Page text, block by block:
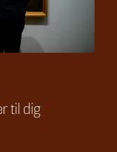
til dig